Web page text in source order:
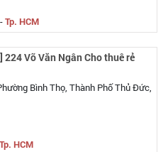
Tp. HCM
224 Võ Văn Ngân Cho thuê rẻ
Bình Thọ, Thành Phố Thủ Đức,
Tp. HCM